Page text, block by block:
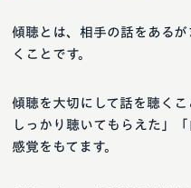
傾聴とは、相手の話をある
くことです。
傾聴を大切にして話を聴く
しっかり聴いてもらえた」
感覚をもてます。